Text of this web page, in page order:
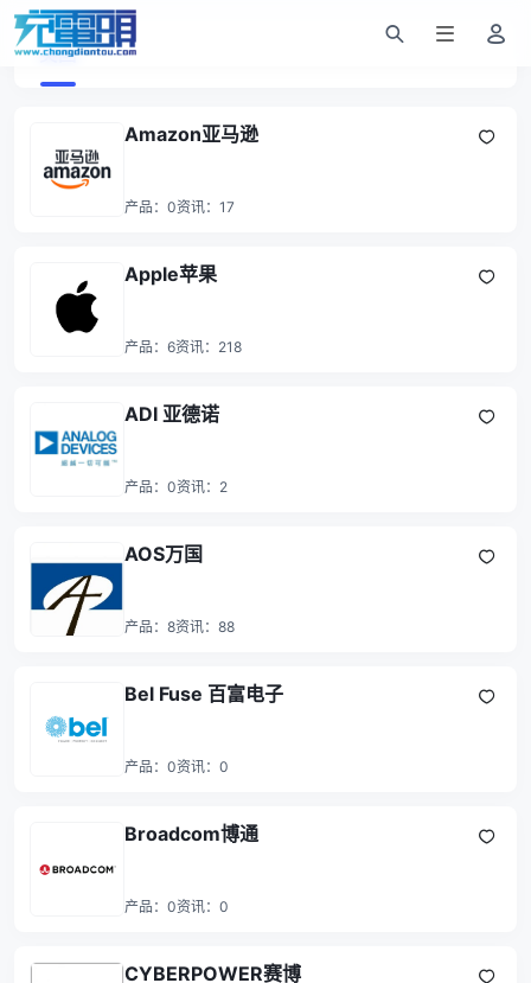
美国
Amazon亚马逊
产品： 0资讯： 17
Apple苹果
产品： 6资讯： 218
ADI 亚德诺
产品： 0资讯： 2
AOS万国
产品： 8资讯： 88
Bel Fuse 百富电子
产品： 0资讯： 0
Broadcom博通
产品： 0资讯： 0
CYBERPOWER赛博